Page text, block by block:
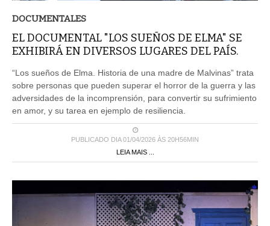
DOCUMENTALES
EL DOCUMENTAL "LOS SUEÑOS DE ELMA" SE
EXHIBIRÁ EN DIVERSOS LUGARES DEL PAÍS.
“Los sueños de Elma. Historia de una madre de Malvinas” trata
sobre personas que pueden superar el horror de la guerra y las
adversidades de la incomprensión, para convertir su sufrimiento
en amor, y su tarea en ejemplo de resiliencia.
PUBLICADO DIA 01/04/2026 ÀS 20H56MIN
LEIA MAIS ...